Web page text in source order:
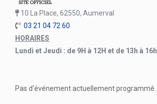
10 La Place, 62550, Aumerval
03 21 04 72 60
HORAIRES
Lundi et Jeudi : de 9H à 12H et de 13h à 16h
Pas d'événement actuellement programmé.